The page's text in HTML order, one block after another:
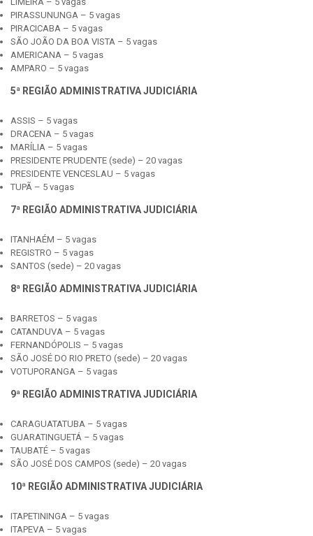
PIRASSUNUNGA – 5 vagas
PIRACICABA – 5 vagas
SÃO JOÃO DA BOA VISTA – 5 vagas
AMERICANA – 5 vagas
AMPARO – 5 vagas
5ª REGIÃO ADMINISTRATIVA JUDICIÁRIA
ASSIS – 5 vagas
DRACENA – 5 vagas
MARÍLIA – 5 vagas
PRESIDENTE PRUDENTE (sede) – 20 vagas
PRESIDENTE VENCESLAU – 5 vagas
TUPÃ – 5 vagas
7ª REGIÃO ADMINISTRATIVA JUDICIÁRIA
ITANHAÉM – 5 vagas
REGISTRO – 5 vagas
SANTOS (sede) – 20 vagas
8ª REGIÃO ADMINISTRATIVA JUDICIÁRIA
BARRETOS – 5 vagas
CATANDUVA – 5 vagas
FERNANDÓPOLIS – 5 vagas
SÃO JOSÉ DO RIO PRETO (sede) – 20 vagas
VOTUPORANGA – 5 vagas
9ª REGIÃO ADMINISTRATIVA JUDICIÁRIA
CARAGUATATUBA – 5 vagas
GUARATINGUETÁ – 5 vagas
TAUBATÉ – 5 vagas
SÃO JOSÉ DOS CAMPOS (sede) – 20 vagas
10ª REGIÃO ADMINISTRATIVA JUDICIÁRIA
ITAPETININGA – 5 vagas
ITAPEVA – 5 vagas